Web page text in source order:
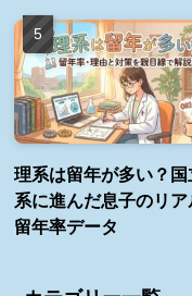
理系は留年が多い？国
系に進んだ息子のリア
留年率データ